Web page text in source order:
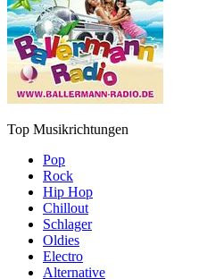
Top Musikrichtungen
Pop
Rock
Hip Hop
Chillout
Schlager
Oldies
Electro
Alternative